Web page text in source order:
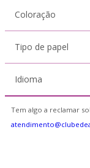
Coloração
Tipo de papel
Idioma
Tem algo a reclamar